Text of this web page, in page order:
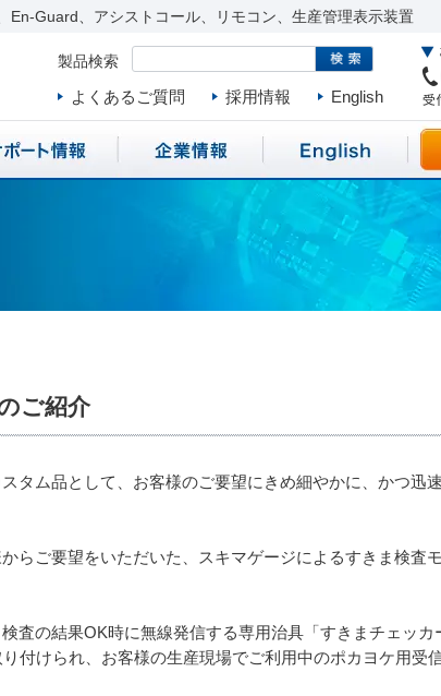
Guard、アシストコール、リモコン、生産管理表示装置
製品検索
よくあるご質問 採用情報 English
ご紹介
タム品として、お客様のご要望にきめ細やかに、かつ迅
らご要望をいただいた、スキマゲージによるすきま検査
査の結果OK時に無線発信する専用治具「すきまチェッカ
付けられ、お客様の生産現場でご利用中のポカヨケ用受